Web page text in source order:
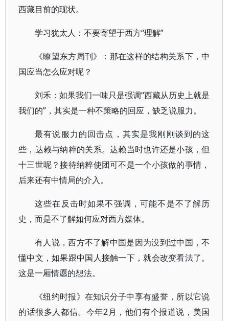
西藏目前的现状。
学习犹太人：不要寄望于西方“理解”
《瞭望东方周刊》：那在这样的结构关系下，中
国应当怎么应对呢？
刘禾：如果我们一味只是强调“西藏从历史上就是
我们的”，其实是一种不策略的回应，缺乏说服力。
最有说服力的回击点，其实是我刚刚谈到的这
些，达赖与纳粹的关系。达赖当时也许还是小孩，但
十三世呢？接待纳粹使团可不是一个小孩做的事情，
后来还有中情局的介入。
这些在反击时如果不强调，可能不是不了解历
史，而是不了解如何应对西方媒体。
有人说，西方不了解中国是因为没到过中国，不
懂中文，如果跟中国人接触一下，就会改变看法了。
这是一厢情愿的想法。
《纽约时报》在知识分子中享有盛誉，所以它说
的话很多人都信。今年2月，他们有个报道说，美国